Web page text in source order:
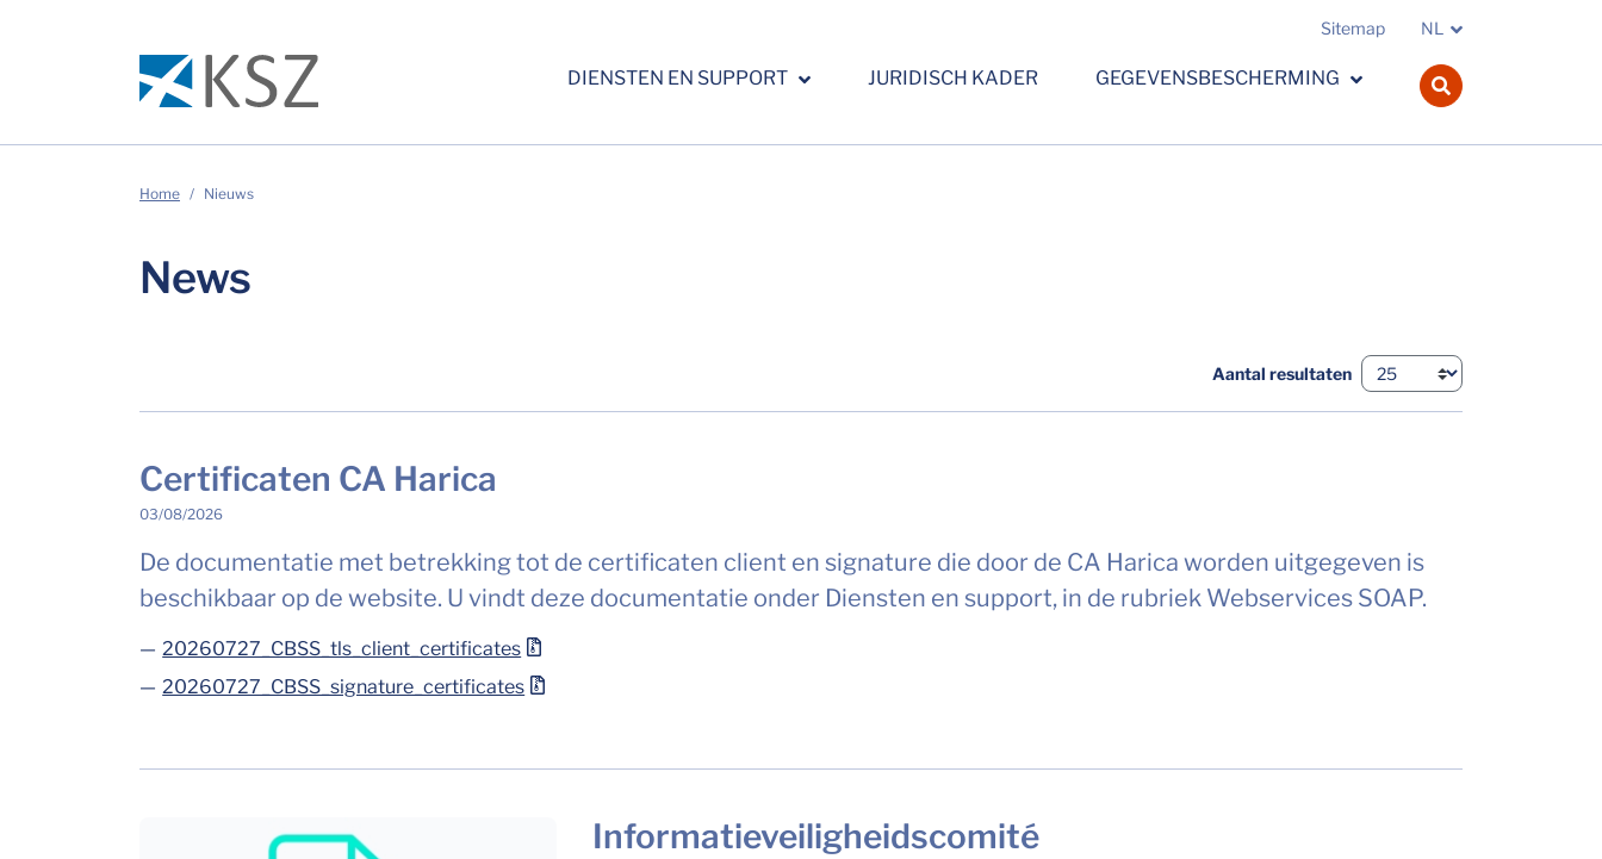
Sitemap NL
DIENSTEN EN SUPPORT JURIDISCH KADER GEGEVENSBESCHERMING
Home Nieuws
News
Aantal resultaten
Certificaten CA Harica
03/08/2026
De documentatie met betrekking tot de certificaten client en signature die door de CA Harica worden uitgegeven is
beschikbaar op de website. U vindt deze documentatie onder Diensten en support, in de rubriek Webservices SOAP.
20260727_CBSS_tls_client_certificates
20260727_CBSS_signature_certificates
Informatieveiligheidscomité